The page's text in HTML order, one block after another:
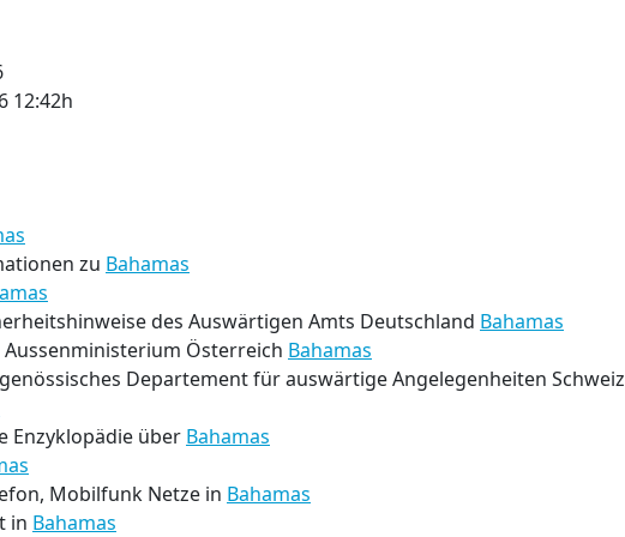
12:42h
zu Bahamas
des Auswärtigen Amts Deutschland Bahamas
Aussenministerium Österreich Bahamas
Departement für auswärtige Angelegenheiten Schweiz
Enzyklopädie über Bahamas
Mobilfunk Netze in Bahamas
in Bahamas